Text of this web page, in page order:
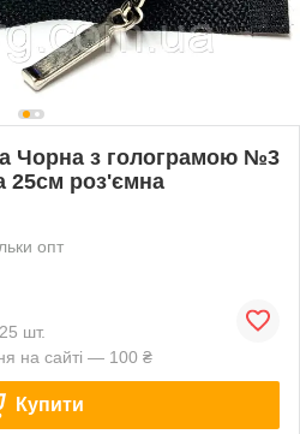
Чорна з голограмою №3
25см роз'ємна
опт
шт.
на сайті — 100 ₴
Купити